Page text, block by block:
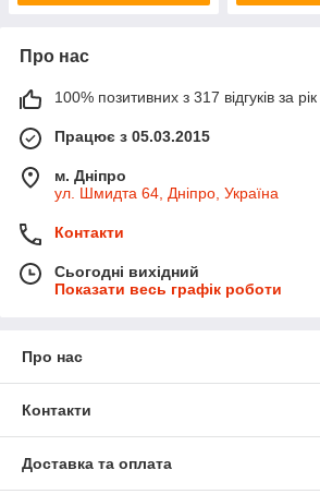
Про нас
100% позитивних з 317 відгуків за рік
Працює з 05.03.2015
м. Дніпро
ул. Шмидта 64, Дніпро, Україна
Контакти
Сьогодні вихідний
Показати весь графік роботи
Про нас
Контакти
Доставка та оплата